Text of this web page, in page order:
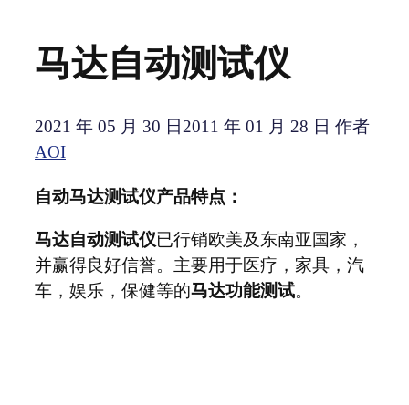
马达自动测试仪
2021 年 05 月 30 日2011 年 01 月 28 日 作者
AOI
自动马达测试仪产品特点：
马达自动测试仪已行销欧美及东南亚国家，
并赢得良好信誉。主要用于医疗，家具，汽
车，娱乐，保健等的马达功能测试。